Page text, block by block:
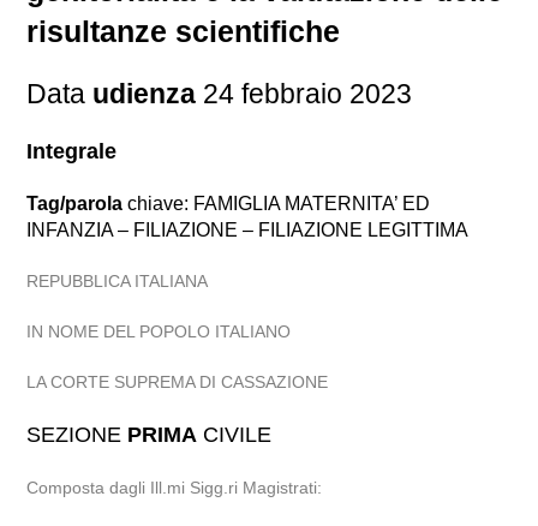
risultanze scientifiche
Data udienza 24 febbraio 2023
Integrale
Tag/parola chiave: FAMIGLIA MATERNITA’ ED
INFANZIA – FILIAZIONE – FILIAZIONE LEGITTIMA
REPUBBLICA ITALIANA
IN NOME DEL POPOLO ITALIANO
LA CORTE SUPREMA DI CASSAZIONE
SEZIONE PRIMA CIVILE
Composta dagli Ill.mi Sigg.ri Magistrati: